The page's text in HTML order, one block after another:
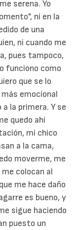
serena. Yo
ni en la
de una
ni cuando me
pues tampoco,
funciono como
que se lo
emocional
la primera. Y se
quedo ahí
mi chico
a la cama,
moverme, me
colocan al
me hace daño
es bueno, y
sigue haciendo
puesto un